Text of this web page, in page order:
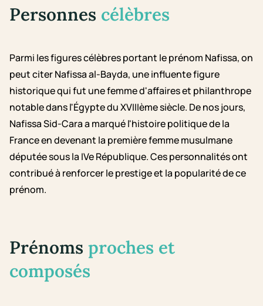
Personnes célèbres
Parmi les figures célèbres portant le prénom Nafissa, on
peut citer Nafissa al-Bayda, une influente figure
historique qui fut une femme d'affaires et philanthrope
notable dans l'Égypte du XVIIIème siècle. De nos jours,
Nafissa Sid-Cara a marqué l'histoire politique de la
France en devenant la première femme musulmane
députée sous la IVe République. Ces personnalités ont
contribué à renforcer le prestige et la popularité de ce
prénom.
Prénoms proches et
composés